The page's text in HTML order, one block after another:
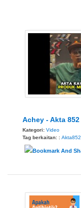
Achey - Akta 852
Kategori: Video
Tag berkaitan: : Akta852